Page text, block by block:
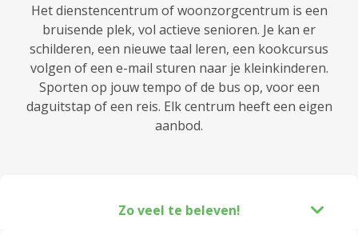
Het dienstencentrum of woonzorgcentrum is een
bruisende plek, vol actieve senioren. Je kan er
schilderen, een nieuwe taal leren, een kookcursus
volgen of een e-mail sturen naar je kleinkinderen.
Sporten op jouw tempo of de bus op, voor een
daguitstap of een reis. Elk centrum heeft een eigen
aanbod.
Zo veel te beleven!